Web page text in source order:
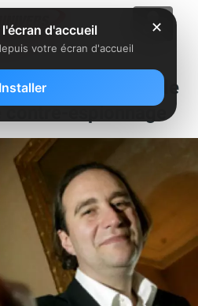
d’érotisme, de
espionnage
✕
d'accueil
votre écran d'accueil
Installer